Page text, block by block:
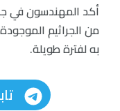
أكد المهندسون في
من الجراثيم
به لفترة طويلة.